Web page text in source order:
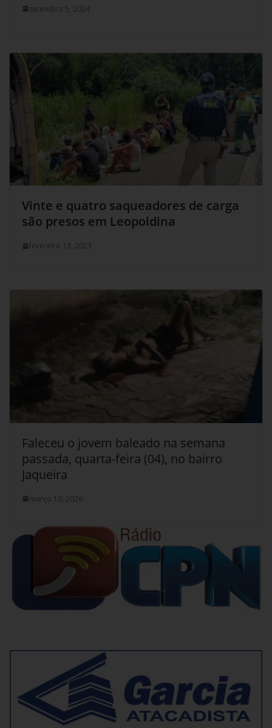
setembro 5, 2024
Vinte e quatro saqueadores de carga
são presos em Leopoldina
fevereiro 13, 2023
Faleceu o jovem baleado na semana
passada, quarta-feira (04), no bairro
Jaqueira
março 10, 2026